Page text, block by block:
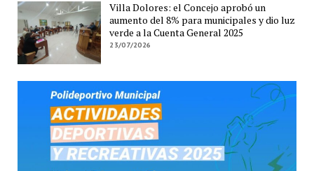
Villa Dolores: el Concejo aprobó un
aumento del 8% para municipales y dio luz
verde a la Cuenta General 2025
23/07/2026